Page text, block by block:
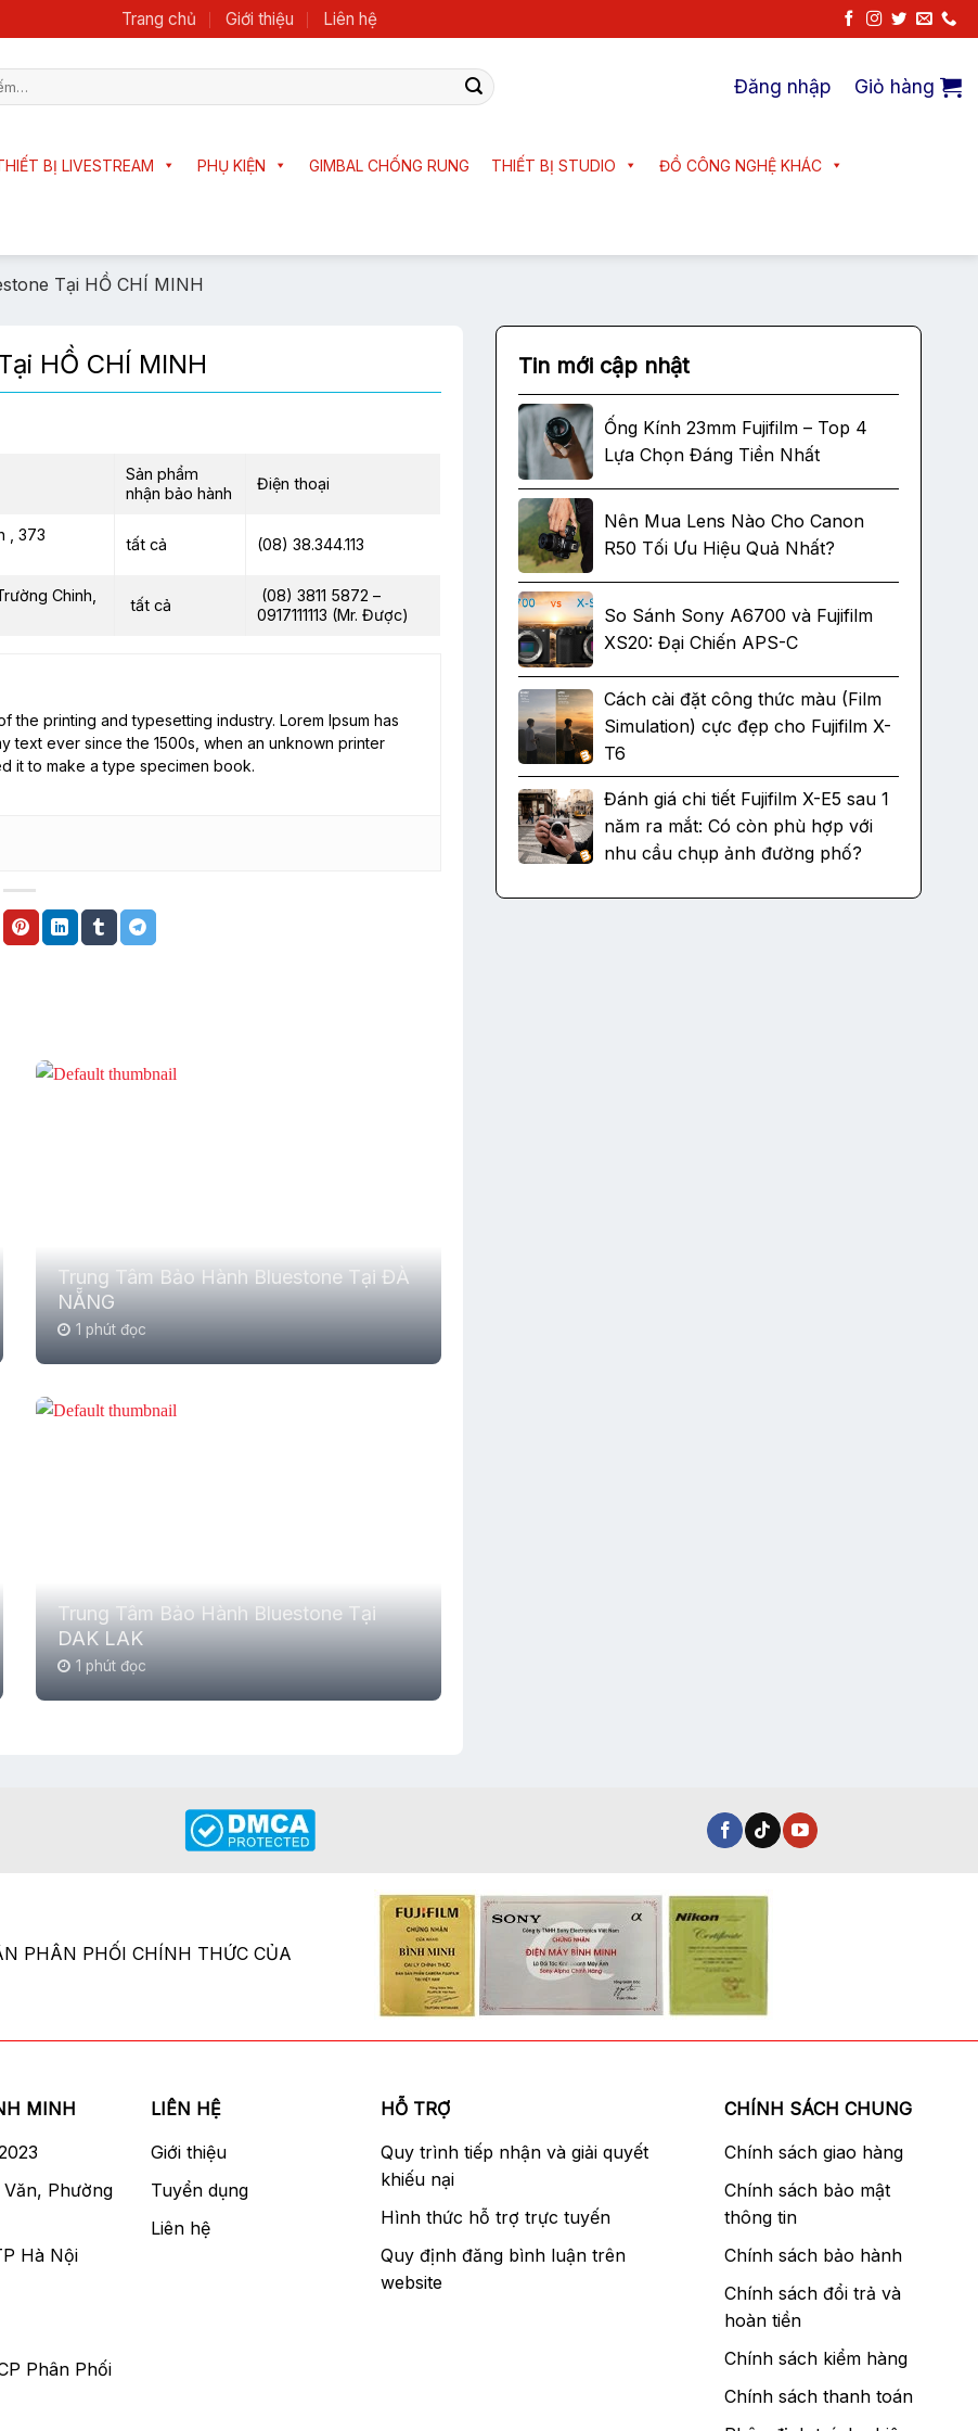
Trang chủ Giới thiệu Liên hệ
Đăng nhập Giỏ hàng
BỊ LIVESTREAM PHỤ KIỆN GIMBAL CHỐNG RUNG THIẾT BỊ STUDIO ĐỒ CÔNG NGHỆ KHÁC
Tại HỒ CHÍ MINH
HỒ CHÍ MINH
Sản phẩm
nhận bảo hành
Điện thoại
, 373
tất cả (08) 38.344.113
Chinh,
tất cả
(08) 3811 5872 –
0917111113 (Mr. Được)
the printing and typesetting industry. Lorem Ipsum has
text ever since the 1500s, when an unknown printer
it to make a type specimen book.
Trung Tâm Bảo Hành Bluestone Tại ĐÀ
NẴNG
1 phút đọc
Trung Tâm Bảo Hành Bluestone Tại
DAK LAK
1 phút đọc
Tin mới cập nhật
Ống Kính 23mm Fujifilm – Top 4
Lựa Chọn Đáng Tiền Nhất
Nên Mua Lens Nào Cho Canon
R50 Tối Ưu Hiệu Quả Nhất?
So Sánh Sony A6700 và Fujifilm
XS20: Đại Chiến APS-C
Cách cài đặt công thức màu (Film
Simulation) cực đẹp cho Fujifilm X-
T6
Đánh giá chi tiết Fujifilm X-E5 sau 1
năm ra mắt: Có còn phù hợp với
nhu cầu chụp ảnh đường phố?
PHÂN PHỐI CHÍNH THỨC CỦA
MINH
Phường
Hà Nội
Phân Phối
LIÊN HỆ
Giới thiệu
Tuyển dụng
Liên hệ
HỖ TRỢ
Quy trình tiếp nhận và giải quyết
khiếu nại
Hình thức hỗ trợ trực tuyến
Quy định đăng bình luận trên
website
CHÍNH SÁCH CHUNG
Chính sách giao hàng
Chính sách bảo mật
thông tin
Chính sách bảo hành
Chính sách đổi trả và
hoàn tiền
Chính sách kiểm hàng
Chính sách thanh toán